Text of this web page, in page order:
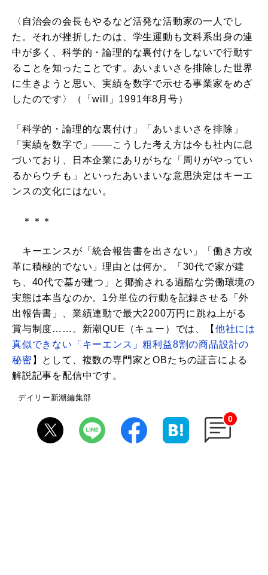
〈自治会の会長もやるなど活発な活動家の一人でし
た。それが挫折したのは、学生運動も文科系出身の連
中が多く、科学的・論理的な裏付けをしないで行動す
ることを知ったことです。あいまいさを排除した世界
に生きようと思い、実績を数字で示せる事業家をめざ
したのです〉（「will」1991年8月号）
「科学的・論理的な裏付け」「あいまいさを排除」
「実績を数字で」――こうした考え方は今も社内に息
づいており、日本企業にありがちな「周りがやってい
るからウチも」といったあいまいな意思決定はキーエ
ンスの文化にはない。
＊＊＊
キーエンスが「統合報告書を出さない」「働き方改
革に積極的でない」理由とは何か。「30代で家が建
ち、40代で墓が建つ」と揶揄される過酷な労働環境の
実態は本当なのか。1分単位の行動を記録させる「外
出報告書」、業績連動で最大2200万円に跳ね上がる
賞与制度……。新潮QUE（キュー）では、【 他社には
真似できない「キーエンス」粗利益8割の商品設計の
秘密 】として、複数の専門家とOBたちの証言による
解説記事を配信中です。
デイリー新潮編集部
0